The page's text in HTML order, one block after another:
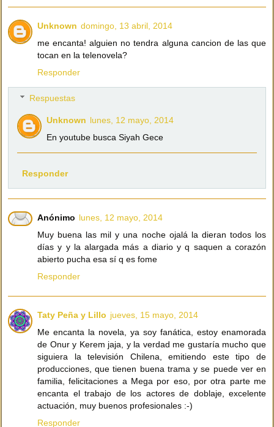
Unknown domingo, 13 abril, 2014
me encanta! alguien no tendra alguna cancion de las que
tocan en la telenovela?
Responder
Respuestas
Unknown lunes, 12 mayo, 2014
En youtube busca Siyah Gece
Responder
Anónimo lunes, 12 mayo, 2014
Muy buena las mil y una noche ojalá la dieran todos los
días y y la alargada más a diario y q saquen a corazón
abierto pucha esa sí q es fome
Responder
Taty Peña y Lillo jueves, 15 mayo, 2014
Me encanta la novela, ya soy fanática, estoy enamorada
de Onur y Kerem jaja, y la verdad me gustaría mucho que
siguiera la televisión Chilena, emitiendo este tipo de
producciones, que tienen buena trama y se puede ver en
familia, felicitaciones a Mega por eso, por otra parte me
encanta el trabajo de los actores de doblaje, excelente
actuación, muy buenos profesionales :-)
Responder